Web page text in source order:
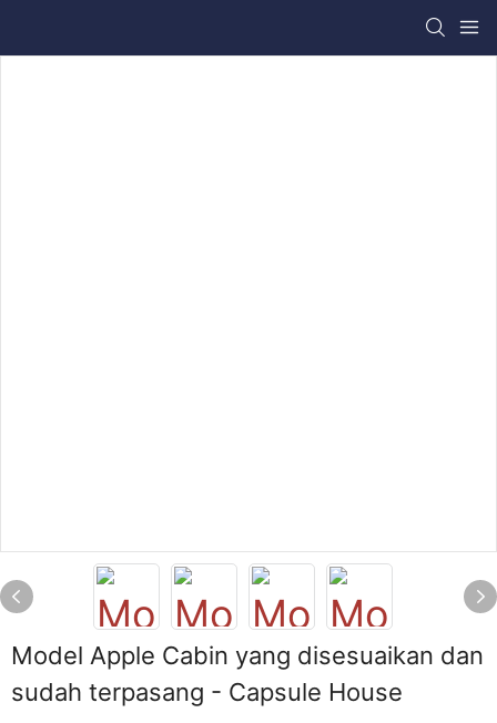
Model Apple Cabin yang disesuaikan dan
sudah terpasang - Capsule House